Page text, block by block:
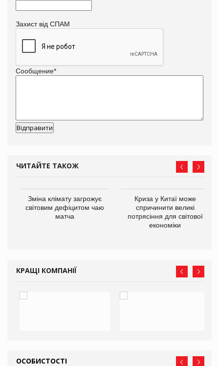
Захист від СПАМ
Сообщение*
ЧИТАЙТЕ ТАКОЖ
Зміна клімату загрожує
світовим дефіцитом чаю
матча
Криза у Китаї може
спричинити великі
потрясіння для світової
економіки
КРАЩІ КОМПАНІЇ
ОСОБИСТОСТІ